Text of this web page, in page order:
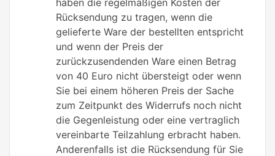
Rücksendung zu tragen, wenn die
gelieferte Ware der bestellten entspricht
und wenn der Preis der
zurückzusendenden Ware einen Betrag
von 40 Euro nicht übersteigt oder wenn
Sie bei einem höheren Preis der Sache
zum Zeitpunkt des Widerrufs noch nicht
die Gegenleistung oder eine vertraglich
vereinbarte Teilzahlung erbracht haben.
Anderenfalls ist die Rücksendung für Sie